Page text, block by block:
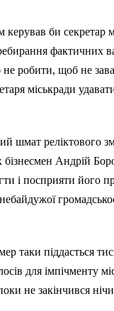
керував би
фактичних
не робити, щоб не
міськради
шмат реліктового
Андрій
і посприяти його
таки піддасться
для імпічменту
не закінчився